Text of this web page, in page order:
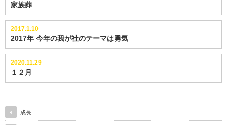
家族葬
2017.1.10
2017年 今年の我が社のテーマは勇気
2020.11.29
１２月
成長